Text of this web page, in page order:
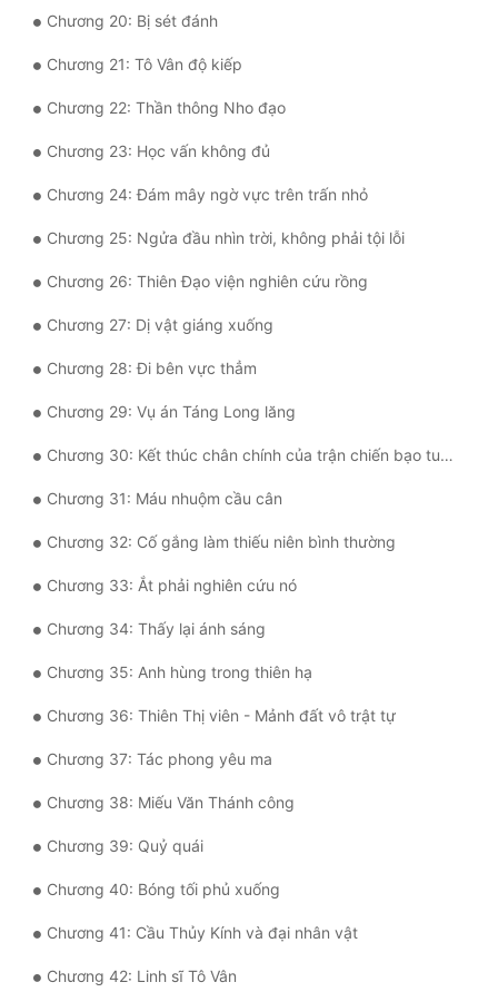
Quân Sự
Sảng Văn
Sủng
Thanh Xuân
Chương 20: Bị sét đánh
Chương 21: Tô Vân độ kiếp
Chương 22: Thần thông Nho đạo
Chương 23: Học vấn không đủ
Chương 24: Đám mây ngờ vực trên trấn nhỏ
Chương 25: Ngửa đầu nhìn trời, không phải tội lỗi
Chương 26: Thiên Đạo viện nghiên cứu rồng
Chương 27: Dị vật giáng xuống
Chương 28: Đi bên vực thẳm
Chương 29: Vụ án Táng Long lăng
Chương 30: Kết thúc chân chính của trận chiến bạo tuyết
Chương 31: Máu nhuộm cầu cân
Chương 32: Cố gắng làm thiếu niên bình thường
Chương 33: Ắt phải nghiên cứu nó
Chương 34: Thấy lại ánh sáng
Chương 35: Anh hùng trong thiên hạ
Chương 36: Thiên Thị viên - Mảnh đất vô trật tự
Chương 37: Tác phong yêu ma
Chương 38: Miếu Văn Thánh công
Chương 39: Quỷ quái
Chương 40: Bóng tối phủ xuống
Chương 41: Cầu Thủy Kính và đại nhân vật
Chương 42: Linh sĩ Tô Vân